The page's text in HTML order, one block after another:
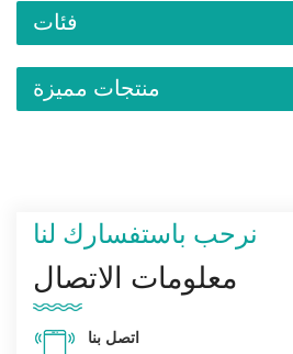
فئات
منتجات مميزة
نرحب باستفسارك لنا
معلومات الاتصال
اتصل بنا